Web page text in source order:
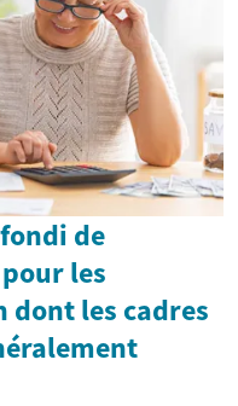
de
les
dont les cadres